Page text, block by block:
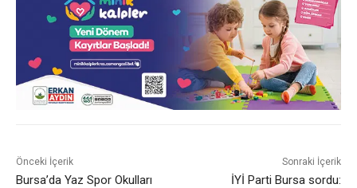
Önceki İçerik
Bursa’da Yaz Spor Okulları
Sonraki İçerik
İYİ Parti Bursa sordu: